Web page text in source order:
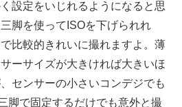
設定をいじれるようになると思
脚を使ってISOを下げられれ
比較的きれいに撮れますよ。薄
ーサイズが大きければ大きいほ
センサーの小さいコンデジでも
脚で固定するだけでも意外と撮